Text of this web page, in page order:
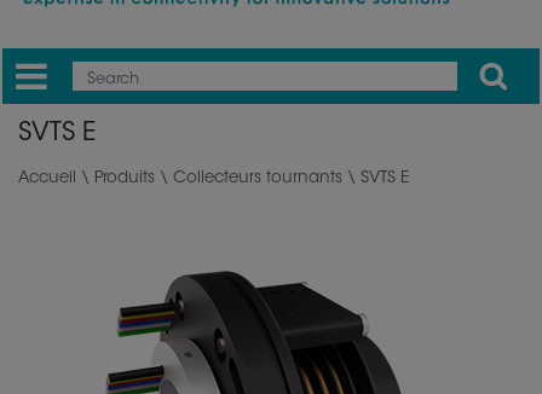
Mobile
Main
Apply
SVTS E
Accueil \ Produits \ Collecteurs tournants \ SVTS E